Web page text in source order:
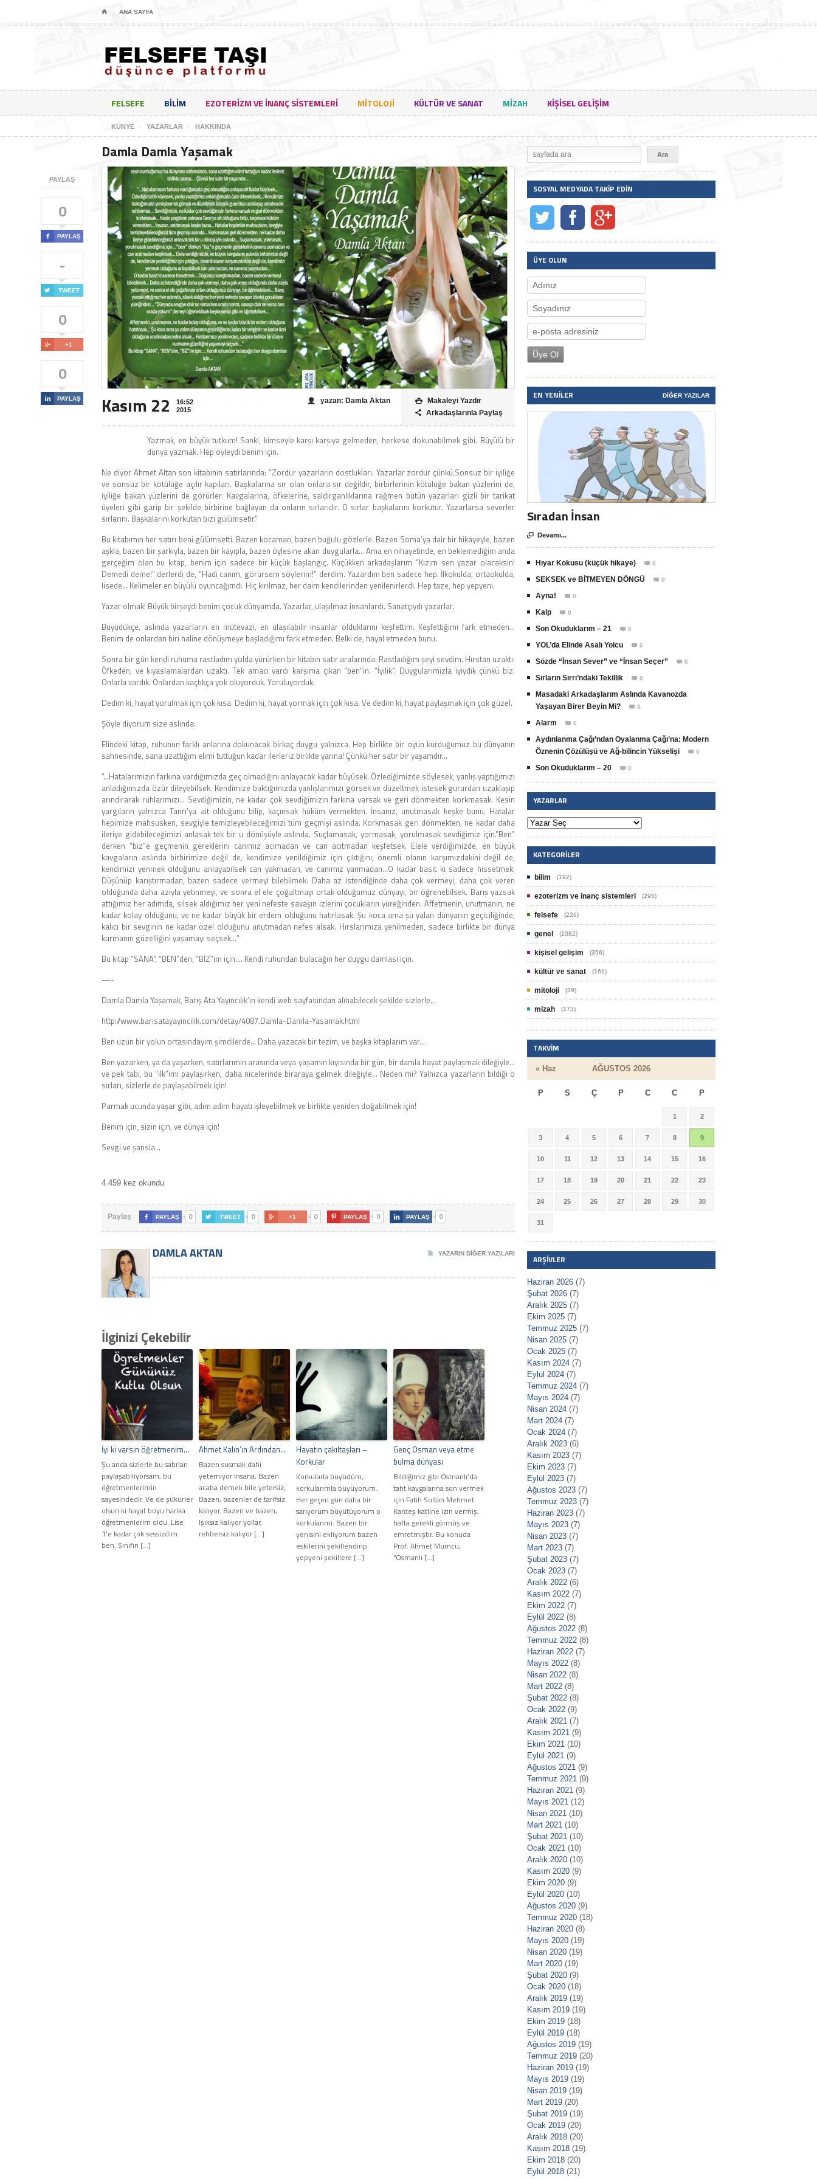
⌂ ANA SAYFA
FELSEFE BILIM EZOTERIZM VE INANÇ SISTEMLERI MITOLOJI KÜLTÜR VE SANAT MIZAH KIŞISEL GELIŞIM
KÜNYE YAZARLAR HAKKINDA
PAYLAŞ
0
 PAYLAŞ
-
 TWEET
0
 +1
0
 PAYLAŞ
Damla Damla Yaşamak
Kasım 22
16:52
2015
 Makaleyi Yazdır
 Arkadaşlarınla Paylaş
yazan: Damla Aktan
Yazmak, en büyük tutkum! Sanki, kimseyle karşı karşıya gelmeden, herkese dokunabilmek gibi. Büyülü bir
dünya yazmak. Hep öyleydi benim için.
Ne diyor Ahmet Altan son kitabının satırlarında: “Zordur yazarların dostlukları. Yazarlar zordur çünkü.Sonsuz bir iyiliğe
ve sonsuz bir kötülüğe açılır kapıları. Başkalarına sır olan onlara sır değildir, birbirlerinin kötülüğe bakan yüzlerini de,
iyiliğe bakan yüzlerini de görürler. Kavgalarına, öfkelerine, saldırganlıklarına rağmen bütün yazarları gizli bir tarikat
üyeleri gibi garip bir şekilde birbirine bağlayan da onların sırlarıdır. O sırlar başkalarını korkutur. Yazarlarsa severler
sırlarını. Başkalarını korkutan bizi gülümsetir.“
Bu kitabımın her satırı beni gülümsetti. Bazen kocaman, bazen buğulu gözlerle. Bazen Soma’ya dair bir hikayeyle, bazen
aşkla, bazen bir şarkıyla, bazen bir kayıpla, bazen öylesine akan duygularla… Ama en nihayetinde, en beklemediğim anda
gerçeğim olan bu kitap, benim için sadece bir küçük başlangıç. Küçükken arkadaşlarım “Kızım sen yazar olacaksın!
Demedi deme!” derlerdi de, “Hadi canım, görürsem söylerim!” derdim. Yazardım ben sadece hep. İlkokulda, ortaokulda,
lisede… Kelimeler en büyülü oyuncağımdı. Hiç kırılmaz, her daim kendilerinden yenilenirlerdi. Hep taze, hep yepyeni.
Yazar olmak! Büyük birşeydi benim çocuk dünyamda. Yazarlar, ulaşılmaz insanlardı. Sanatçıydı yazarlar.
Büyüdükçe, aslında yazarların en mütevazi, en ulaşılabilir insanlar olduklarını keşfettim. Keşfettiğimi fark etmeden…
Benim de onlardan biri haline dönüşmeye başladığımı fark etmeden. Belki de, hayal etmeden bunu.
Sonra bir gün kendi ruhuma rastladım yolda yürürken bir kitabın satır aralarında. Rastladığım şeyi sevdim. Hırstan uzaktı.
Öfkeden, ve kıyaslamalardan uzaktı. Tek amacı vardı karşıma çıkan “ben”in. “İyilik”. Duygularımızla iyiydik çünkü biz.
Onlarla vardık. Onlardan kaçtıkça yok oluyorduk. Yoruluyorduk.
Dedim ki, hayat yorulmak için çok kısa. Dedim ki, hayat yormak için çok kısa. Ve dedim ki, hayat paylaşmak için çok güzel.
Şöyle diyorum size aslında:
Elindeki kitap, ruhunun farklı anlarına dokunacak birkaç duygu yalnızca. Hep birlikte bir oyun kurduğumuz bu dünyanın
sahnesinde, sana uzattığım elimi tuttuğun kadar ilerleriz birlikte yarına! Çünkü her satır bir yaşamdır…
“…Hatalarımızın farkına vardığımızda geç olmadığını anlayacak kadar büyüsek. Özlediğimizde söylesek, yanlış yaptığımızı
anladığımızda özür dileyebilsek. Kendimize baktığımızda yanlışlarımızı görsek ve düzeltmek istesek gururdan uzaklaşıp
arındırarak ruhlarımızı… Sevdiğimizin, ne kadar çok sevdiğimizin farkına varsak ve geri dönmekten korkmasak. Kesin
yargıların yalnızca Tanrı’ya ait olduğunu bilip, kaçınsak hüküm vermekten. İnsanız, unutmasak keşke bunu. Hatalar
hepimize mahsusken, sevgiyle temizleyebileceğimizi tüm geçmişi aslında. Korkmasak geri dönmekten, ne kadar daha
ileriye gidebileceğimizi anlasak tek bir u dönüşüyle aslında. Suçlamasak, yormasak, yorulmasak sevdiğimiz için.”Ben”
derken “biz”e geçmenin gereklerini canımız acımadan ve can acıtmadan keşfetsek. Elele verdiğimizde, en büyük
kavgaların aslında birbirimize değil de, kendimize yenildiğimiz için çıktığını, önemli olanın karşımızdakini değil de,
kendimizi yenmek olduğunu anlayabilsek can yakmadan, ve canımız yanmadan…O kadar basit ki sadece hissetmek.
Düşünüp karıştırmadan, bazen sadece vermeyi bilebilmek. Daha az istendiğinde daha çok vermeyi, daha çok veren
olduğunda daha azıyla yetinmeyi, ve sonra el ele çoğaltmayı ortak olduğumuz dünyayı, bir öğrenebilsek. Barış yazsak
attığımız her adımda, silsek aldığımız her yeni nefeste savaşın izlerini çocukların yüreğinden. Affetmenin, unutmanın, ne
kadar kolay olduğunu, ve ne kadar büyük bir erdem olduğunu hatırlasak. Şu koca ama şu yalan dünyanın geçiciliğinde,
kalıcı bir sevginin ne kadar özel olduğunu unutmadan nefes alsak. Hırslarımıza yenilmeden, sadece birlikte bir dünya
kurmanın güzelliğini yaşamayı seçsek…”
Bu kitap “SANA”, “BEN”den, “BİZ”im için…. Kendi ruhundan bulacağın her duygu damlası için.
—-
Damla Damla Yaşamak, Barış Ata Yayıncılık’ın kendi web sayfasından alınabilecek şekilde sizlerle…
http://www.barisatayayincilik.com/detay/4087.Damla-Damla-Yasamak.html
Ben uzun bir yolun ortasındayım şimdilerde… Daha yazacak bir tezim, ve başka kitaplarım var…
Ben yazarken, ya da yaşarken, satırlarımın arasında veya yaşamın kıyısında bir gün, bir damla hayat paylaşmak dileğiyle…
ve pek tabi, bu “ilk”imi paylaşırken, daha nicelerinde biraraya gelmek dileğiyle… Neden mi? Yalnızca yazarların bildiği o
sırları, sizlerle de paylaşabilmek için!
Parmak ucunda yaşar gibi, adım adım hayatı işleyebilmek ve birlikte yeniden doğabilmek için!
Benim için, sizin için, ve dünya için!
Sevgi ve şansla…
4.459 kez okundu
Paylaş  PAYLAŞ 0  TWEET 0  +1 0  PAYLAŞ 0  PAYLAŞ 0
YAZARIN DIĞER YAZILARI
DAMLA AKTAN
İlginizi Çekebilir
İyi ki varsın öğretmenim…
Şu anda sizlerle bu satırları
paylaşabiliyorsam, bu
öğretmenlerimin
sayesindedir. Ve de şükürler
olsun ki hayat boyu harika
öğretmenlerim oldu. Lise
1'e kadar çok sessizdim
ben. Sınıfın […]
Ahmet Kalın’ın Ardından…
Bazen susmak dahi
yetemiyor insana, Bazen
acaba demek bile yetersiz,
Bazen, bazenler de tarifsiz
kalıyor. Bazen ve bazen,
Işıksız kalıyor yollar,
rehbersiz kalıyor […]
Hayatın çakıltaşları –
Korkular
Korkularla büyüdüm,
korkularımla büyüyorum.
Her geçen gün daha bir
sarıyorum büyütüyorum o
korkularımı. Bazen bir
yenisini ekliyorum bazen
eskilerini şekillendirip
yepyeni şekillere […]
Genç Osman veya etme
bulma dünyası
Bildiğimiz gibi Osmanlı’da
taht kavgalarına son vermek
için Fatih Sultan Mehmet
Kardeş katline izin vermiş,
hatta gerekli görmüş ve
emretmiştir. Bu konuda
Prof. Ahmet Mumcu,
“Osmanlı […]
SOSYAL MEDYADA TAKIP EDIN
ÜYE OLUN
EN YENILER DIĞER YAZILAR
Sıradan İnsan
 Devamı...
Hıyar Kokusu (küçük hikaye)  0
SEKSEK ve BİTMEYEN DÖNGÜ  0
Ayna!  0
Kalp  0
Son Okuduklarım – 21  0
YOL’da Elinde Asalı Yolcu  0
Sözde “İnsan Sever” ve “İnsan Seçer”  0
Sırların Sırrı’ndaki Tekillik  0
Masadaki Arkadaşlarım Aslında Kavanozda
Yaşayan Birer Beyin Mi?
 0
Alarm  0
Aydınlanma Çağı’ndan Oyalanma Çağı’na: Modern
Öznenin Çözülüşü ve Ağ-bilincin Yükselişi
 0
Son Okuduklarım – 20  0
YAZARLAR
KATEGORILER
bilim (192)
ezoterizm ve inanç sistemleri (295)
felsefe (226)
genel (1082)
kişisel gelişim (356)
kültür ve sanat (161)
mitoloji (39)
mizah (173)
TAKVIM
AĞUSTOS 2026
P S Ç P C C P
« Haz
1 2
3 4 5 6 7 8 9
10 11 12 13 14 15 16
17 18 19 20 21 22 23
24 25 26 27 28 29 30
31
ARŞIVLER
Haziran 2026 (7)
Şubat 2026 (7)
Aralık 2025 (7)
Ekim 2025 (7)
Temmuz 2025 (7)
Nisan 2025 (7)
Ocak 2025 (7)
Kasım 2024 (7)
Eylül 2024 (7)
Temmuz 2024 (7)
Mayıs 2024 (7)
Nisan 2024 (7)
Mart 2024 (7)
Ocak 2024 (7)
Aralık 2023 (6)
Kasım 2023 (7)
Ekim 2023 (7)
Eylül 2023 (7)
Ağustos 2023 (7)
Temmuz 2023 (7)
Haziran 2023 (7)
Mayıs 2023 (7)
Nisan 2023 (7)
Mart 2023 (7)
Şubat 2023 (7)
Ocak 2023 (7)
Aralık 2022 (6)
Kasım 2022 (7)
Ekim 2022 (7)
Eylül 2022 (8)
Ağustos 2022 (8)
Temmuz 2022 (8)
Haziran 2022 (7)
Mayıs 2022 (8)
Nisan 2022 (8)
Mart 2022 (8)
Şubat 2022 (8)
Ocak 2022 (9)
Aralık 2021 (7)
Kasım 2021 (9)
Ekim 2021 (10)
Eylül 2021 (9)
Ağustos 2021 (9)
Temmuz 2021 (9)
Haziran 2021 (9)
Mayıs 2021 (12)
Nisan 2021 (10)
Mart 2021 (10)
Şubat 2021 (10)
Ocak 2021 (10)
Aralık 2020 (10)
Kasım 2020 (9)
Ekim 2020 (9)
Eylül 2020 (10)
Ağustos 2020 (9)
Temmuz 2020 (18)
Haziran 2020 (8)
Mayıs 2020 (19)
Nisan 2020 (19)
Mart 2020 (19)
Şubat 2020 (9)
Ocak 2020 (18)
Aralık 2019 (19)
Kasım 2019 (19)
Ekim 2019 (18)
Eylül 2019 (18)
Ağustos 2019 (19)
Temmuz 2019 (20)
Haziran 2019 (19)
Mayıs 2019 (19)
Nisan 2019 (19)
Mart 2019 (20)
Şubat 2019 (19)
Ocak 2019 (20)
Aralık 2018 (20)
Kasım 2018 (19)
Ekim 2018 (20)
Eylül 2018 (21)